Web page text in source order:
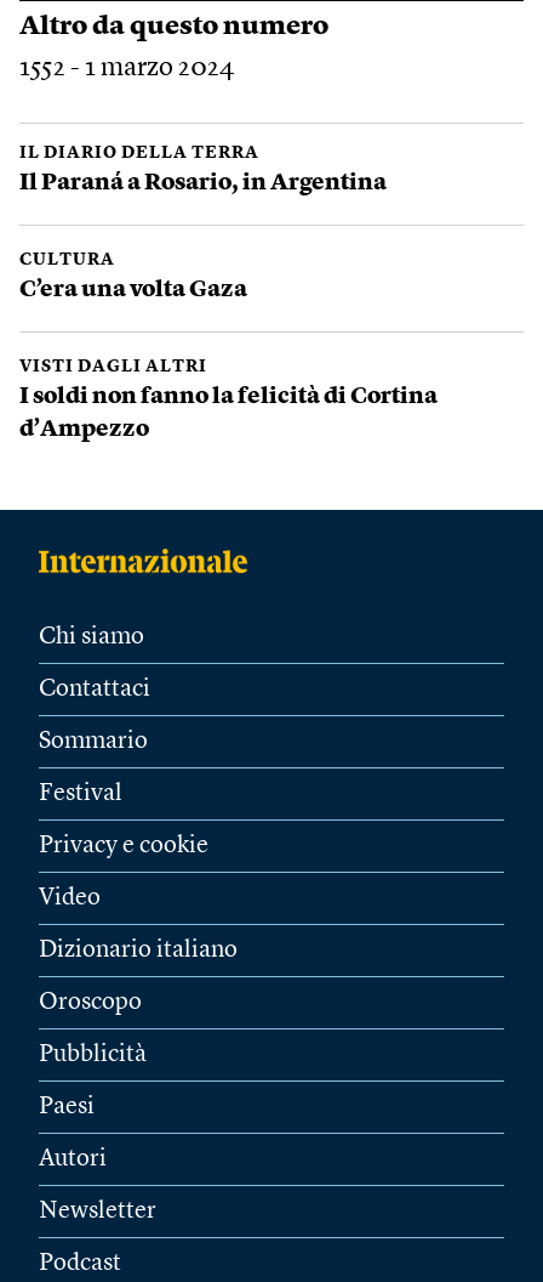
Altro da questo numero
1552 - 1 marzo 2024
IL DIARIO DELLA TERRA
Il Paraná a Rosario, in Argentina
CULTURA
C’era una volta Gaza
VISTI DAGLI ALTRI
I soldi non fanno la felicità di Cortina
d’Ampezzo
Chi siamo
Contattaci
Sommario
Festival
Privacy e cookie
Video
Dizionario italiano
Oroscopo
Pubblicità
Paesi
Autori
Newsletter
Podcast